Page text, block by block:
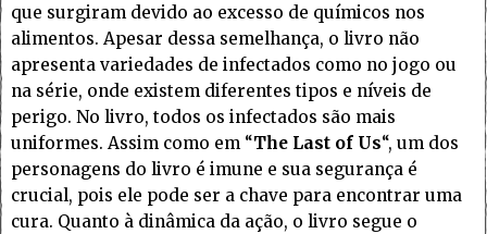
que surgiram devido ao excesso de químicos nos
alimentos. Apesar dessa semelhança, o livro não
apresenta variedades de infectados como no jogo ou
na série, onde existem diferentes tipos e níveis de
perigo. No livro, todos os infectados são mais
uniformes. Assim como em “The Last of Us“, um dos
personagens do livro é imune e sua segurança é
crucial, pois ele pode ser a chave para encontrar uma
cura. Quanto à dinâmica da ação, o livro segue o